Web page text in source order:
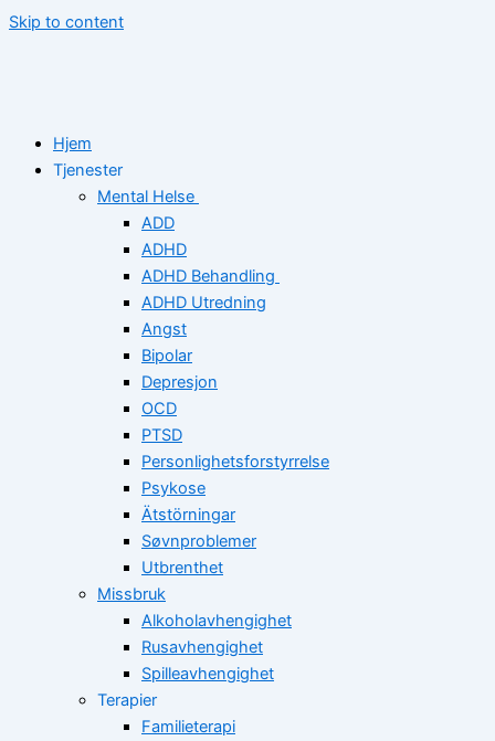
Skip to content
Hjem
Tjenester
Mental Helse
ADD
ADHD
ADHD Behandling
ADHD Utredning
Angst
Bipolar
Depresjon
OCD
PTSD
Personlighetsforstyrrelse
Psykose
Ätstörningar
Søvnproblemer
Utbrenthet
Missbruk
Alkoholavhengighet
Rusavhengighet
Spilleavhengighet
Terapier
Familieterapi